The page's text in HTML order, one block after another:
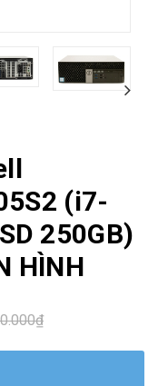
(i7-
250GB)
HÌNH